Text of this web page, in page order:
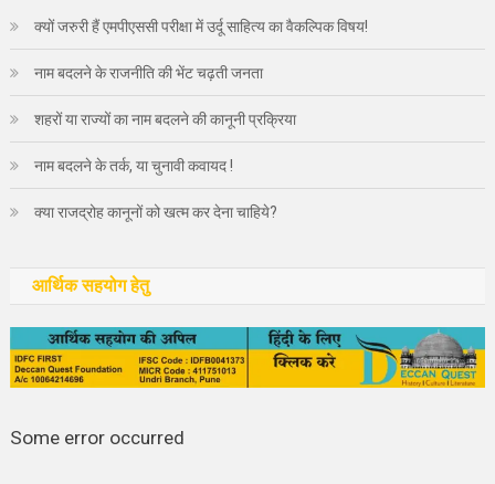
क्यों जरुरी हैं एमपीएससी परीक्षा में उर्दू साहित्य का वैकल्पिक विषय!
नाम बदलने के राजनीति की भेंट चढ़ती जनता
शहरों या राज्यों का नाम बदलने की कानूनी प्रक्रिया
नाम बदलने के तर्क, या चुनावी कवायद !
क्या राजद्रोह कानूनों को खत्म कर देना चाहिये?
आर्थिक सहयोग हेतु
Some error occurred